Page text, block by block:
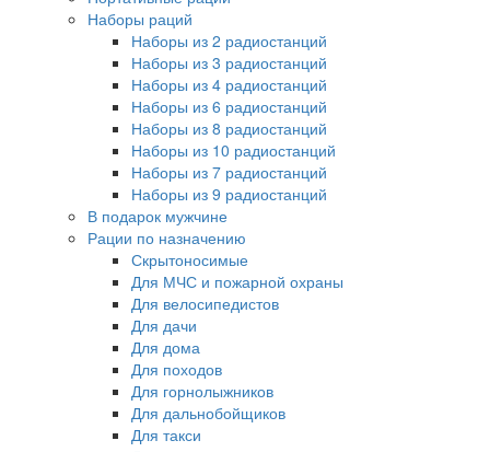
Наборы раций
Наборы из 2 радиостанций
Наборы из 3 радиостанций
Наборы из 4 радиостанций
Наборы из 6 радиостанций
Наборы из 8 радиостанций
Наборы из 10 радиостанций
Наборы из 7 радиостанций
Наборы из 9 радиостанций
В подарок мужчине
Рации по назначению
Скрытоносимые
Для МЧС и пожарной охраны
Для велосипедистов
Для дачи
Для дома
Для походов
Для горнолыжников
Для дальнобойщиков
Для такси